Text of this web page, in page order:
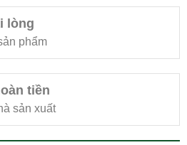
lòng
phẩm
tiền
sản xuất